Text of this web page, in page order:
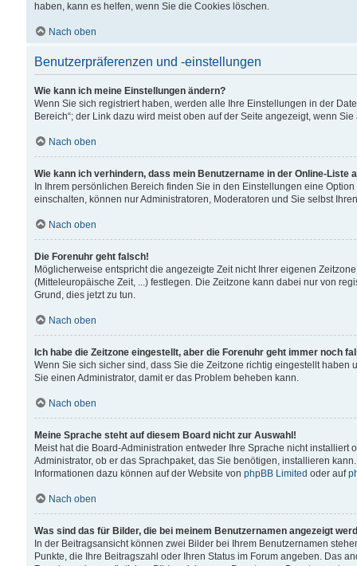
haben, kann es helfen, wenn Sie die Cookies löschen.
Nach oben
Benutzerpräferenzen und -einstellungen
Wie kann ich meine Einstellungen ändern?
Wenn Sie sich registriert haben, werden alle Ihre Einstellungen in der
Bereich“; der Link dazu wird meist oben auf der Seite angezeigt, wenn
Nach oben
Wie kann ich verhindern, dass mein Benutzername in der Online-Liste
In Ihrem persönlichen Bereich finden Sie in den Einstellungen eine
einschalten, können nur Administratoren, Moderatoren und Sie selbst
Nach oben
Die Forenuhr geht falsch!
Möglicherweise entspricht die angezeigte Zeit nicht Ihrer eigenen
(Mitteleuropäische Zeit, ...) festlegen. Die Zeitzone kann dabei nur von
Grund, dies jetzt zu tun.
Nach oben
Ich habe die Zeitzone eingestellt, aber die Forenuhr geht immer noch
Wenn Sie sich sicher sind, dass Sie die Zeitzone richtig eingestellt
Sie einen Administrator, damit er das Problem beheben kann.
Nach oben
Meine Sprache steht auf diesem Board nicht zur Auswahl!
Meist hat die Board-Administration entweder Ihre Sprache nicht
Administrator, ob er das Sprachpaket, das Sie benötigen, installieren
Informationen dazu können auf der Website von phpBB Limited oder auf
Nach oben
Was sind das für Bilder, die bei meinem Benutzernamen angezeigt
In der Beitragsansicht können zwei Bilder bei Ihrem Benutzernamen
Punkte, die Ihre Beitragszahl oder Ihren Status im Forum angeben. Das